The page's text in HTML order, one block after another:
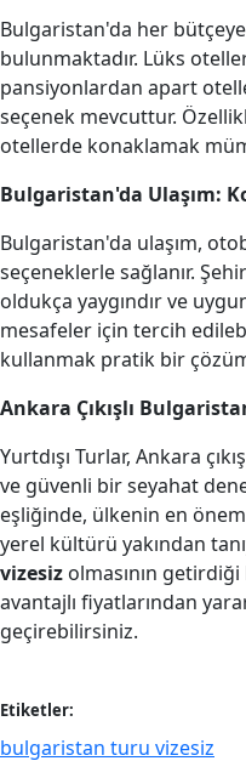
Bulgaristan'da her
bulunmaktadır. Lüks
pansiyonlardan apart
seçenek mevcuttur.
otellerde konaklamak
Bulgaristan'da Ulaşım:
Bulgaristan'da ulaşım,
seçeneklerle sağlanır.
oldukça yaygındır ve
mesafeler için tercih
kullanmak pratik bir
Ankara Çıkışlı
Yurtdışı Turlar, Ankara
ve güvenli bir seyahat
eşliğinde, ülkenin en
yerel kültürü yakından
vizesiz olmasının
avantajlı fiyatlarından
geçirebilirsiniz.
Etiketler:
bulgaristan turu vizesiz